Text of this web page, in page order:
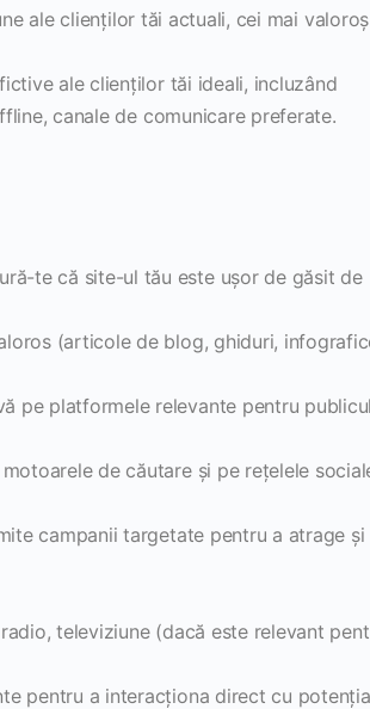
ale clienților tăi actuali, cei mai
ale clienților tăi ideali, incluzând
canale de comunicare preferate.
te că site-ul tău este ușor de găsit de
(articole de blog, ghiduri,
pe platformele relevante pentru
de căutare și pe rețelele
campanii targetate pentru a atrage și
televiziune (dacă este relevant
pentru a interacționa direct cu